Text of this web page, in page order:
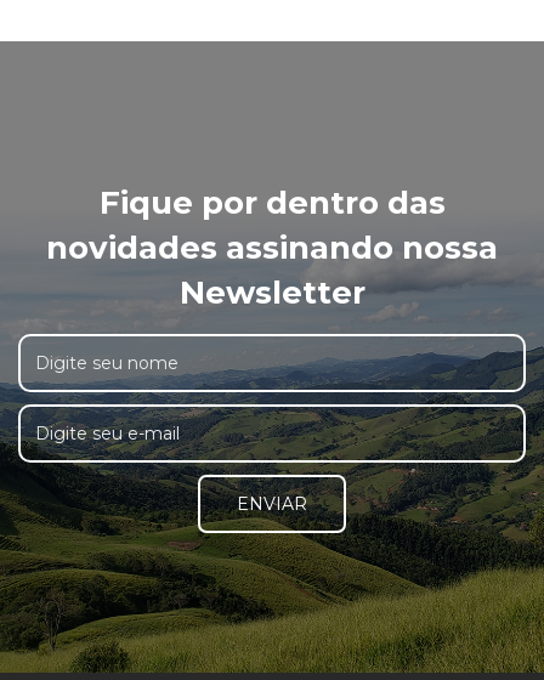
Fique por dentro das
novidades assinando nossa
Newsletter
ENVIAR